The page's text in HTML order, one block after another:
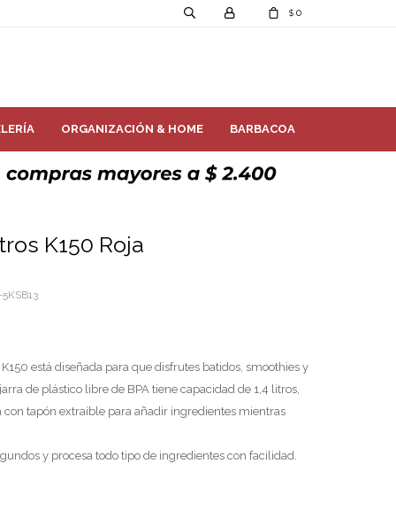
ORGANIZACIÓN & HOME BARBACOA
$ 0
K150 Roja
está diseñada para que disfrutes batidos, smoothies y
de plástico libre de BPA tiene capacidad de 1,4 litros,
tapón extraíble para añadir ingredientes mientras
y procesa todo tipo de ingredientes con facilidad.